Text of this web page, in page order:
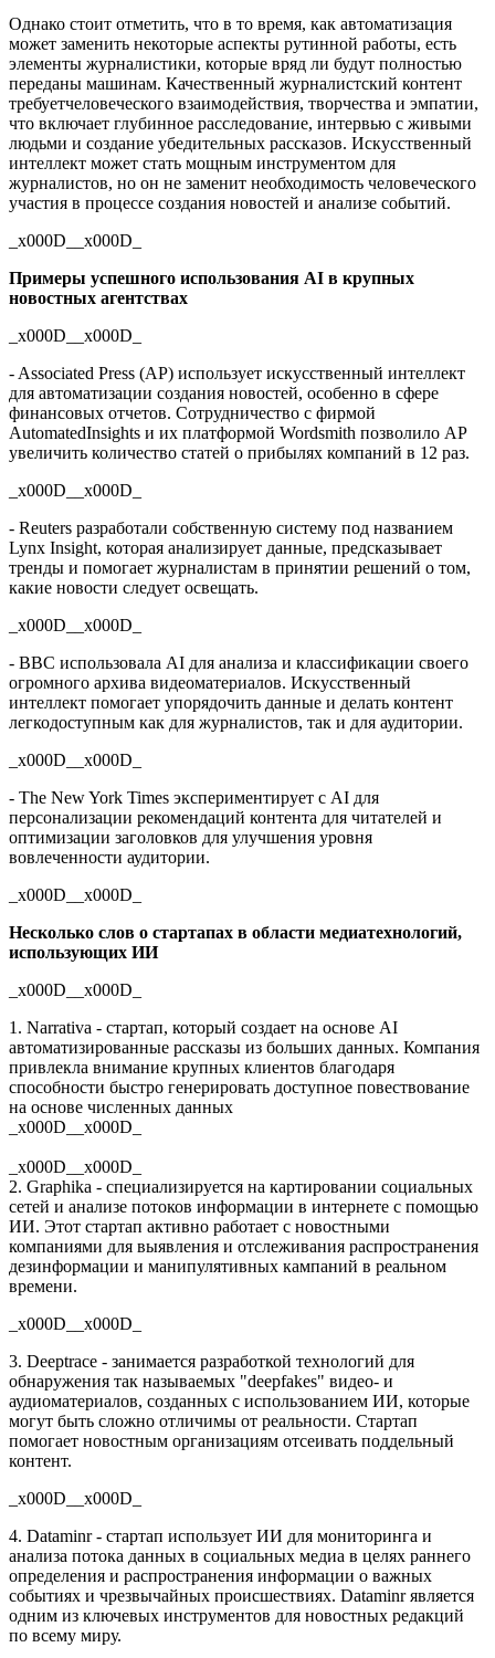
Однако стоит отметить, что в то время, как автоматизация
может заменить некоторые аспекты рутинной работы, есть
элементы журналистики, которые вряд ли будут полностью
переданы машинам. Качественный журналистский контент
требуетчеловеческого взаимодействия, творчества и эмпатии,
что включает глубинное расследование, интервью с живыми
людьми и создание убедительных рассказов. Искусственный
интеллект может стать мощным инструментом для
журналистов, но он не заменит необходимость человеческого
участия в процессе создания новостей и анализе событий.
_x000D__x000D_
Примеры успешного использования AI в крупных
новостных агентствах
_x000D__x000D_
- Associated Press (AP) использует искусственный интеллект
для автоматизации создания новостей, особенно в сфере
финансовых отчетов. Сотрудничество с фирмой
AutomatedInsights и их платформой Wordsmith позволило AP
увеличить количество статей о прибылях компаний в 12 раз.
_x000D__x000D_
- Reuters разработали собственную систему под названием
Lynx Insight, которая анализирует данные, предсказывает
тренды и помогает журналистам в принятии решений о том,
какие новости следует освещать.
_x000D__x000D_
- BBC использовала AI для анализа и классификации своего
огромного архива видеоматериалов. Искусственный
интеллект помогает упорядочить данные и делать контент
легкодоступным как для журналистов, так и для аудитории.
_x000D__x000D_
- The New York Times экспериментирует с AI для
персонализации рекомендаций контента для читателей и
оптимизации заголовков для улучшения уровня
вовлеченности аудитории.
_x000D__x000D_
Несколько слов о стартапах в области медиатехнологий,
использующих ИИ
_x000D__x000D_
1. Narrativa - стартап, который создает на основе AI
автоматизированные рассказы из больших данных. Компания
привлекла внимание крупных клиентов благодаря
способности быстро генерировать доступное повествование
на основе численных данных
_x000D__x000D_
_x000D__x000D_
2. Graphika - специализируется на картировании социальных
сетей и анализе потоков информации в интернете с помощью
ИИ. Этот стартап активно работает с новостными
компаниями для выявления и отслеживания распространения
дезинформации и манипулятивных кампаний в реальном
времени.
_x000D__x000D_
3. Deeptrace - занимается разработкой технологий для
обнаружения так называемых "deepfakes" видео- и
аудиоматериалов, созданных с использованием ИИ, которые
могут быть сложно отличимы от реальности. Стартап
помогает новостным организациям отсеивать поддельный
контент.
_x000D__x000D_
4. Dataminr - стартап использует ИИ для мониторинга и
анализа потока данных в социальных медиа в целях раннего
определения и распространения информации о важных
событиях и чрезвычайных происшествиях. Dataminr является
одним из ключевых инструментов для новостных редакций
по всему миру.